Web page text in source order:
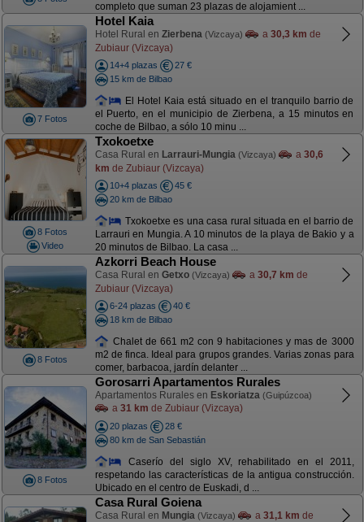
completo que suman 23 plazas de alojamient ...
7 Fotos
Hotel Kaia
Hotel Rural en Zierbena (Vizcaya) a 30,3 km de
Zubiaur (Vizcaya)
14+4 plazas
27 €
15 km de Bilbao
El Hotel Kaia está situado en el tranquilo barrio de
el Puerto, en el municipio de Zierbena, a 15 minutos en
coche de Bilbao, a sólo 10 minu ...
8 Fotos
Video
Txokoetxe
Casa Rural en Larrauri-Mungia (Vizcaya) a 30,6
km de Zubiaur (Vizcaya)
10+4 plazas
45 €
20 km de Bilbao
Txokoetxe es una casa rural situada en el barrio de
Larrauri en Mungia. A 10 minutos de la playa de Bakio y a
20 minutos de Bilbao. La casa ...
8 Fotos
Azkorri Beach House
Casa Rural en Getxo (Vizcaya) a 30,7 km de
Zubiaur (Vizcaya)
6-24 plazas
40 €
18 km de Bilbao
Chalet de 661 m2 con 9 habitaciones y mas de 3000
m2 de finca. Ideal para grupos grandes. Varias zonas para
comer, barbacoa, jardín delanter ...
8 Fotos
Gorosarri Apartamentos Rurales
Apartamentos Rurales en Eskoriatza (Guipúzcoa)
a 31 km de Zubiaur (Vizcaya)
20 plazas
28 €
80 km de San Sebastián
Caserío del siglo XV, rehabilitado en el 2011,
respetando las características de la antigua construcción.
Ubicado en el centro de Euskadi, d ...
Casa Rural Goiena
Casa Rural en Mungia (Vizcaya) a 31,1 km de